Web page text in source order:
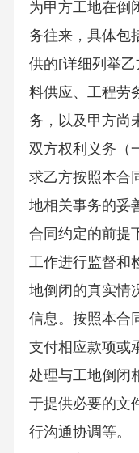
为甲方工地在倒
务往来，具体包
供的[详细列举
料供应、工程劳
务，以及甲方尚
双方权利义务（
求乙方按照本合
地相关事务的妥
合同约定的前提
工作进行监督和
地倒闭的真实情
信息。按照本合
支付相应款项或
处理与工地倒闭
于提供必要的文
行沟通协调等。